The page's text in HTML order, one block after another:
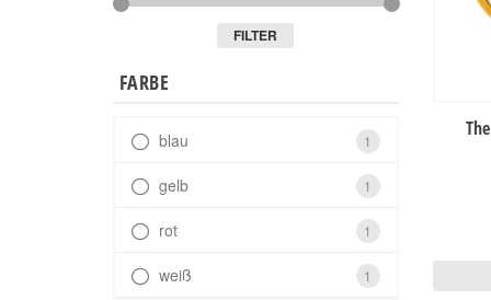
FILTER
FARBE
1
blau
1
gelb
1
rot
1
weiß